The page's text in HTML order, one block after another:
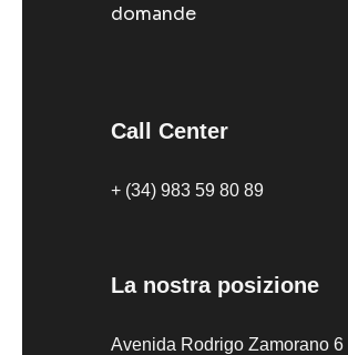
domande
Call Center
+ (34) 983 59 80 89
La nostra posizione
Avenida Rodrigo Zamorano 6